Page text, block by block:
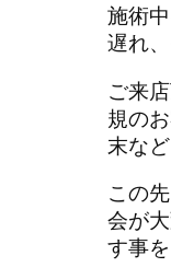
施術
遅れ
ご来
規の
末など
この
会が
す事を